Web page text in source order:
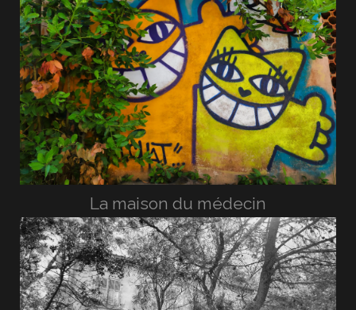
La maison du médecin